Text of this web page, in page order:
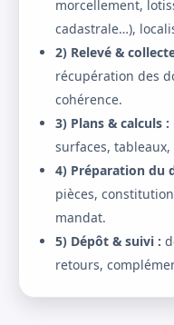
morcellement,
cadastrale…),
2) Relevé &
récupération des
cohérence.
3) Plans & calculs :
surfaces,
4) Préparation du
pièces,
mandat.
5) Dépôt & suivi :
retours,